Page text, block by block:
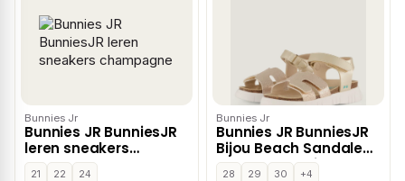
Bunnies Jr
Bunnies JR BunniesJR
leren sneakers
champagne
21 22
24
Bunnies Jr
Bunnies JR BunniesJR
Bijou Beach Sandalen
goud Synthetisch
28 29 30
+4